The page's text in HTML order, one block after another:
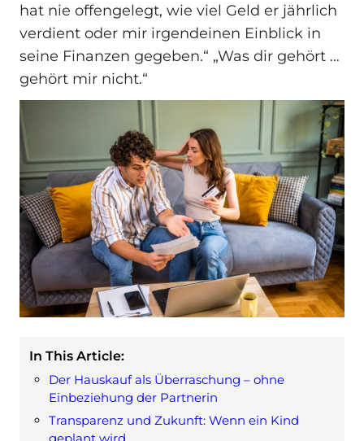
hat nie offengelegt, wie viel Geld er jährlich
verdient oder mir irgendeinen Einblick in
seine Finanzen gegeben.“ „Was dir gehört …
gehört mir nicht.“
In This Article:
Der Hauskauf als Überraschung – ohne
Einbeziehung der Partnerin
Transparenz und Zukunft: Wenn ein Kind
geplant wird